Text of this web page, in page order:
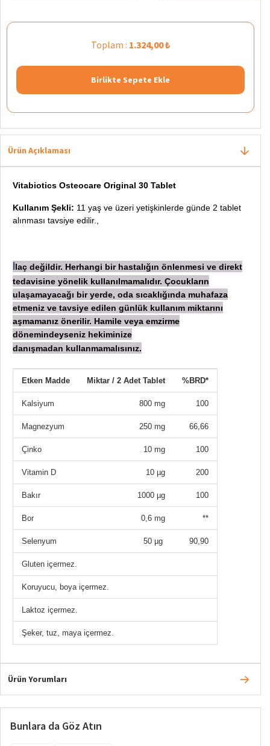
Toplam : 1.324,00 ₺
Birlikte Sepete Ekle
Ürün Açıklaması
Vitabiotics Osteocare Original 30 Tablet
Kullanım Şekli: 11 yaş ve üzeri yetişkinlerde günde 2 tablet
alınması tavsiye edilir.,
laç değildir. Herhangi bir hastalığın önlenmesi ve direkt
tedavisine yönelik kullanılmamalıdır. Çocukların
ulaşamayacağı bir yerde, oda sıcaklığında muhafaza
etmeniz ve tavsiye edilen günlük kullanım miktarını
aşmamanız önerilir. Hamile veya emzirme
dönemindeyseniz hekiminize
danışmadan kullanmamalısınız.
Etken Madde Miktar / 2 Adet Tablet %BRD*
Kalsiyum 800 mg 100
Magnezyum 250 mg 66,66
Çinko 10 mg 100
Vitamin D 10 µg 200
Bakır 1000 µg 100
Bor 0,6 mg **
Selenyum 50 µg 90,90
Gluten içermez.
Koruyucu, boya içermez.
Laktoz içermez.
Şeker, tuz, maya içermez.
Ürün Yorumları
Bunlara da Göz Atın